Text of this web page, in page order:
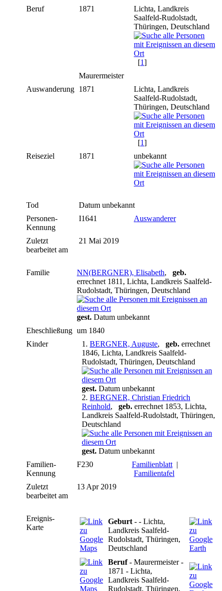
Beruf
1871
Lichta, Landkreis
Saalfeld-Rudolstadt,
Thüringen, Deutschland
[1]
Maurermeister
Auswanderung 1871
Lichta, Landkreis
Saalfeld-Rudolstadt,
Thüringen, Deutschland
[1]
Reiseziel
1871 unbekannt
Tod
Datum unbekannt
Personen-
Kennung
I1641 Auswanderer
Zuletzt
bearbeitet am
21 Mai 2019
Familie NN(BERGNER), Elisabeth, geb.
errechnet 1811, Lichta, Landkreis Saalfeld-
Rudolstadt, Thüringen, Deutschland
gest. Datum unbekannt
Eheschließung um 1840
Kinder
1. BERGNER, Auguste, geb. errechnet
1846, Lichta, Landkreis Saalfeld-
Rudolstadt, Thüringen, Deutschland
gest. Datum unbekannt
2. BERGNER, Christian Friedrich
Reinhold, geb. errechnet 1853, Lichta,
Landkreis Saalfeld-Rudolstadt, Thüringen,
Deutschland
gest. Datum unbekannt
Familien-
Kennung
F230 Familienblatt |
Familientafel
Zuletzt
bearbeitet am
13 Apr 2019
Ereignis-
Karte
Geburt - - Lichta,
Landkreis Saalfeld-
Rudolstadt, Thüringen,
Deutschland
Beruf- Maurermeister -
1871 - Lichta,
Landkreis Saalfeld-
Rudolstadt, Thüringen,